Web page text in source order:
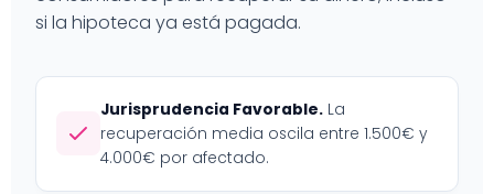
si la hipoteca ya está pagada.
Jurisprudencia Favorable. La
recuperación media oscila entre 1.500€ y
4.000€ por afectado.